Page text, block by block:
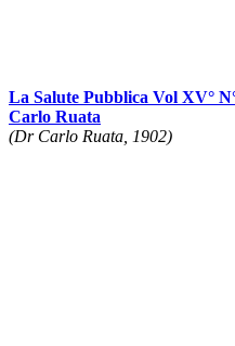
La Salute Pubblica Vol XV°
Carlo Ruata
(Dr Carlo Ruata, 1902)